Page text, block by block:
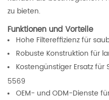
zu bieten.
Funktionen und Vorteile
Hohe Filtereffizienz für
Robuste Konstruktion für
Kostengünstiger Ersatz
5569
OEM- und ODM-Dienste